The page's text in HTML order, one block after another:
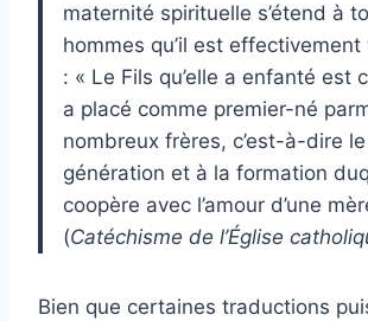
maternité spirituelle s’étend à
hommes qu’il est
: « Le Fils qu’elle a enfanté est
a placé comme premier-né
nombreux frères, c’est-à-dire
génération et à la formation
coopère avec l’amour d’une
(Catéchisme de l’Église
Bien que certaines traductions